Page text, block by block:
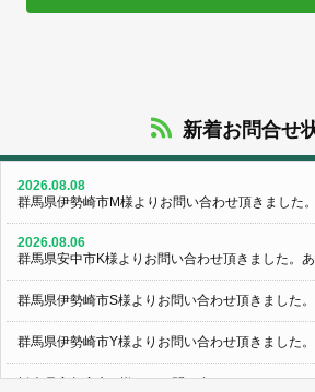
新着お問合せ
2026.08.08
群馬県伊勢崎市M様よりお問い合わせ頂きました
2026.08.06
群馬県安中市K様よりお問い合わせ頂きました。
群馬県伊勢崎市S様よりお問い合わせ頂きました
群馬県伊勢崎市Y様よりお問い合わせ頂きました
栃木県宇都宮市U様よりお問い合わせ頂きました